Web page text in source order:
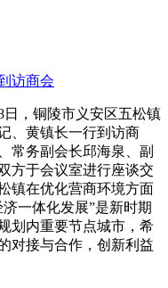
访商会
，铜陵市义安区五松镇
、黄镇长一行到访商
常务副会长邱海泉、副
方于会议室进行座谈交
镇在优化营商环境方面
一体化发展”是新时期
划内重要节点城市，希
对接与合作，创新利益